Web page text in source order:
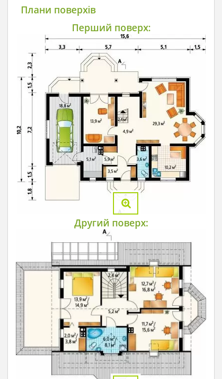
Плани поверхів
Перший поверх:
Другий поверх: